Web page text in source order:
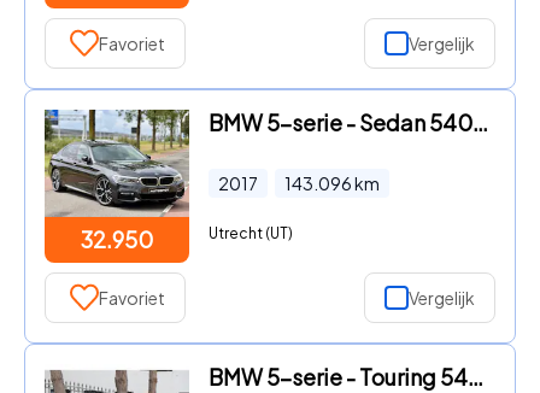
Favoriet Vergelijk
32.950
BMW 5-serie - Sedan 540i High Ex. M-Sport Schuifdak Memory H&K HUD
2017 143.096km
Utrecht (UT)
Favoriet Vergelijk
BMW 5-serie - Touring 540i xDrive High Executive |Luxury line |Soft close